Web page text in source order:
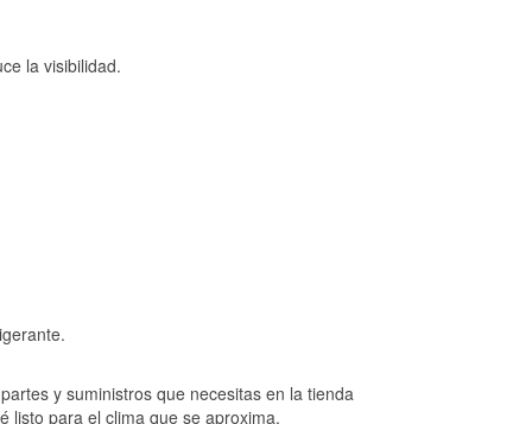
la visibilidad.
y suministros que necesitas en la tienda
listo para el clima que se aproxima.